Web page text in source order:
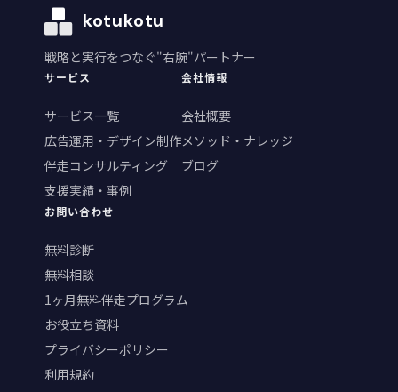
kotukotu
戦略と実行をつなぐ"右腕"パートナー
サービス
サービス一覧
広告運用・デザイン制作
伴走コンサルティング
支援実績・事例
会社情報
会社概要
メソッド・ナレッジ
ブログ
お問い合わせ
無料診断
無料相談
1ヶ月無料伴走プログラム
お役立ち資料
プライバシーポリシー
利用規約